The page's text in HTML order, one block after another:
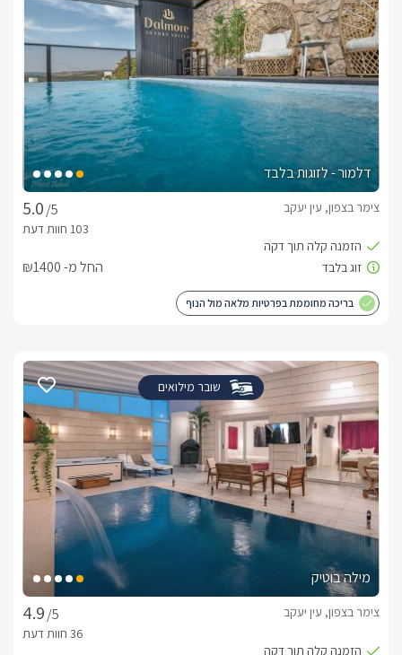
דלמור - לזוגות בלבד
/5
צימר בצפון, עין יעקב
החל מ- ₪1400
בריכה מחוממת בפרטיות מלאה מול הנוף
שובר מילואים
מילה בוטיק
/5
צימר בצפון, עין יעקב